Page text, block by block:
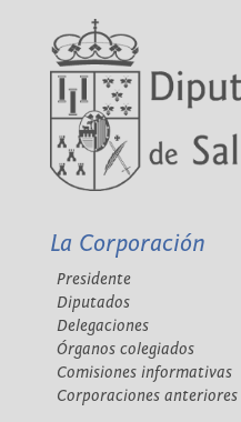
La Corporación
Presidente
Diputados
Delegaciones
Órganos colegiados
Comisiones informativas
Corporaciones anteriores